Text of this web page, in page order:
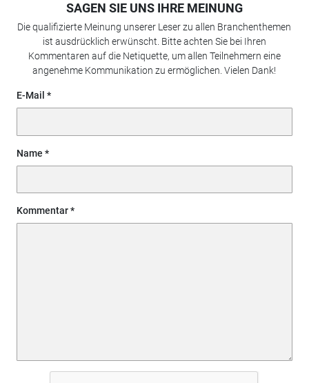
SAGEN SIE UNS IHRE MEINUNG
Die qualifizierte Meinung unserer Leser zu allen Branchenthemen
ist ausdrücklich erwünscht. Bitte achten Sie bei Ihren
Kommentaren auf die Netiquette, um allen Teilnehmern eine
angenehme Kommunikation zu ermöglichen. Vielen Dank!
E-Mail
Name
Kommentar